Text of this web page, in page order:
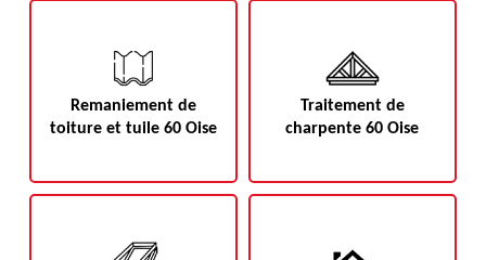
Remaniement de
toiture et tuile 60 Oise
Traitement de
charpente 60 Oise